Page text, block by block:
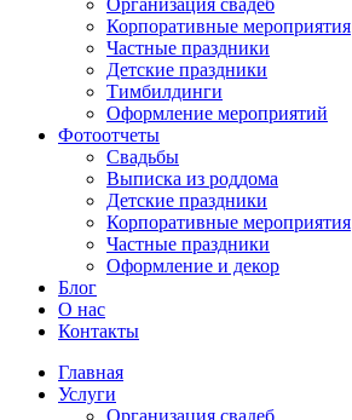
Организация свадеб
Корпоративные мероприятия
Частные праздники
Детские праздники
Тимбилдинги
Оформление мероприятий
Фотоотчеты
Cвадьбы
Выписка из роддома
Детские праздники
Корпоративные мероприятия
Частные праздники
Оформление и декор
Блог
О нас
Контакты
Главная
Услуги
Организация свадеб